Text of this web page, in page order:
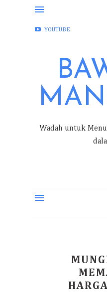
FACEBOOK
YOUTUBE
Wadah untuk